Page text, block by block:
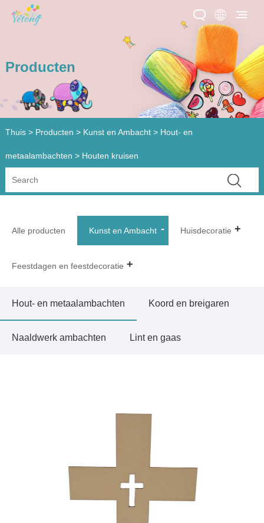
Producten
Thuis > Producten > Kunst en Ambacht> Hout- en
metaalambachten > Houten kruisen
Alle producten Kunst en Ambacht Huisdecoratie
Feestdagen en feestdecoratie
Hout- en metaalambachten Koord en breigaren
Naaldwerk ambachten Lint en gaas